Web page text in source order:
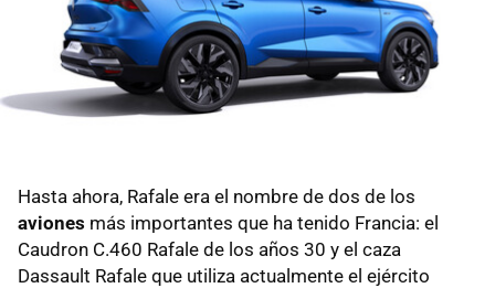
Hasta ahora, Rafale era el nombre de dos de los
aviones más importantes que ha tenido Francia: el
Caudron C.460 Rafale de los años 30 y el caza
Dassault Rafale que utiliza actualmente el ejército